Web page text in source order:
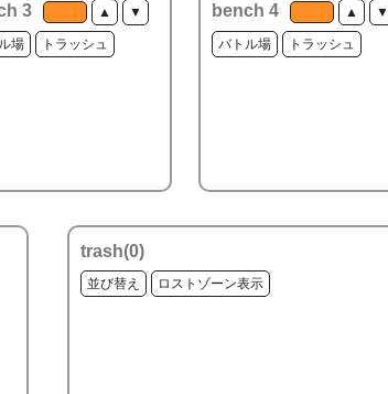
3 ▲ ▼
場 トラッシュ
bench 4 ▲ ▼
バトル場 トラッシュ
trash(0)
並び替え ロストゾーン表示